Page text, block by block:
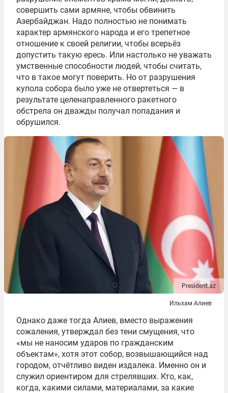
совершить сами армяне, чтобы обвинить
Азербайджан. Надо полностью не понимать
характер армянского народа и его трепетное
отношение к своей религии, чтобы всерьёз
допустить такую ересь. Или настолько не уважать
умственные способности людей, чтобы считать,
что в такое могут поверить. Но от разрушения
купола собора было уже не отвертеться — в
результате целенаправленного ракетного
обстрела он дважды получал попадания и
обрушился.
President.az
Ильхам Алиев
Однако даже тогда Алиев, вместо выражения
сожаления, утверждал без тени смущения, что
«мы не наносим ударов по гражданским
объектам», хотя этот собор, возвышающийся над
городом, отчётливо виден издалека. Именно он и
служил ориентиром для стрелявших. Кто, как,
когда, какими силами, материалами, за какие